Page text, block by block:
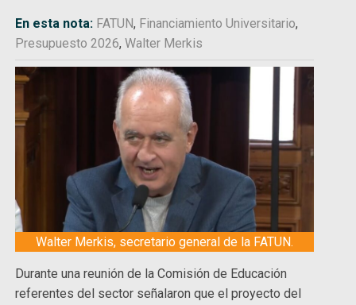
En esta nota: FATUN, Financiamiento Universitario,
Presupuesto 2026,Walter Merkis
Walter Merkis, secretario general de la FATUN.
Durante una reunión de la Comisión de Educación
referentes del sector señalaron que el proyecto del